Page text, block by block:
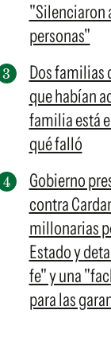
"Silenciaron
personas"
Dos familias
que habían
familia está
qué falló
Gobierno
contra
millonarias
Estado y
fe" y una
para las